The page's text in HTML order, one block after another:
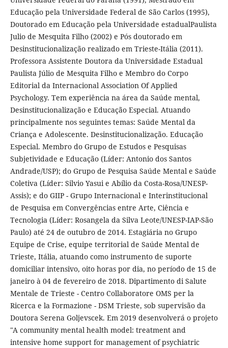
Educação pela Universidade Federal de São Carlos (1995),
Doutorado em Educação pela Universidade estadualPaulista
Julio de Mesquita Filho (2002) e Pós doutorado em
Desinstitucionalização realizado em Trieste-Itália (2011).
Professora Assistente Doutora da Universidade Estadual
Paulista Júlio de Mesquita Filho e Membro do Corpo
Editorial da Internacional Association Of Applied
Psychology. Tem experiência na área da Saúde mental,
Desinstitucionalização e Educação Especial. Atuando
principalmente nos seguintes temas: Saúde Mental da
Criança e Adolescente. Desinstitucionalização. Educação
Especial. Membro do Grupo de Estudos e Pesquisas
Subjetividade e Educação (Líder: Antonio dos Santos
Andrade/USP); do Grupo de Pesquisa Saúde Mental e Saúde
Coletiva (Líder: Silvio Yasui e Abílio da Costa-Rosa/UNESP-
Assis); e do GIIP - Grupo Internacional e Interinstitucional
de Pesquisa em Convergências entre Arte, Ciência e
Tecnologia (Líder: Rosangela da Silva Leote/UNESP-IAP-São
Paulo) até 24 de outubro de 2014. Estagiária no Grupo
Equipe de Crise, equipe territorial de Saúde Mental de
Trieste, Itália, atuando como instrumento de suporte
domiciliar intensivo, oito horas por dia, no período de 15 de
janeiro à 04 de fevereiro de 2018. Dipartimento di Salute
Mentale de Trieste - Centro Collaboratore OMS per la
Ricerca e la Formazione - DSM Trieste, sob supervisão da
Doutora Serena Goljevscek. Em 2019 desenvolverá o projeto
"A community mental health model: treatment and
intensive home support for management of psychiatric